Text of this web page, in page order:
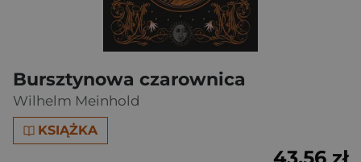
Bursztynowa czarownica
Wilhelm Meinhold
KSIĄŻKA